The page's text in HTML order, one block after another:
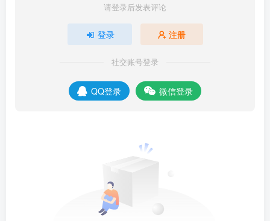
请登录后发表评论
登录 注册
社交账号登录
QQ登录 微信登录